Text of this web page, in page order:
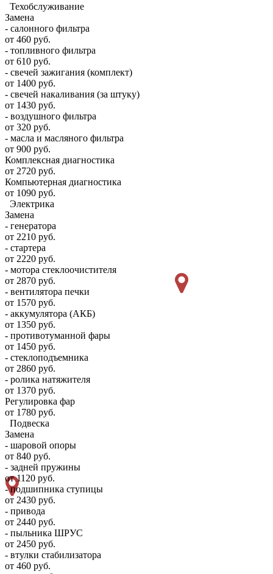
Техобслуживание
Замена
- салонного фильтра
от 460 руб.
- топливного фильтра
от 610 руб.
- свечей зажигания (комплект)
от 1400 руб.
- свечей накаливания (за штуку)
от 1430 руб.
- воздушного фильтра
от 320 руб.
- масла и масляного фильтра
от 900 руб.
Комплексная диагностика
от 2720 руб.
Компьютерная диагностика
от 1090 руб.
Электрика
Замена
- генератора
от 2210 руб.
- стартера
от 2220 руб.
- мотора стеклоочистителя
от 2870 руб.
- вентилятора печки
от 1570 руб.
- аккумулятора (АКБ)
от 1350 руб.
- противотуманной фары
от 1450 руб.
- стеклоподъемника
от 2860 руб.
- ролика натяжителя
от 1370 руб.
Регулировка фар
от 1780 руб.
Подвеска
Замена
- шаровой опоры
от 840 руб.
- задней пружины
от 1120 руб.
- подшипника ступицы
от 2430 руб.
- привода
от 2440 руб.
- пыльника ШРУС
от 2450 руб.
- втулки стабилизатора
от 460 руб.